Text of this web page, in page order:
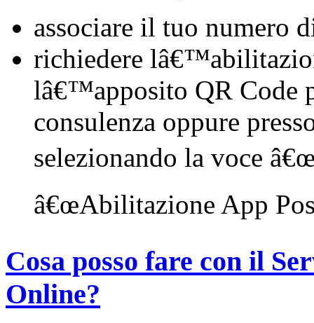
associare il tuo numero
richiedere
lâ€™apposito QR Code
consulenza oppure
selezionando la voce
â€œAbilitazione App
Cosa posso fare con il
Online?